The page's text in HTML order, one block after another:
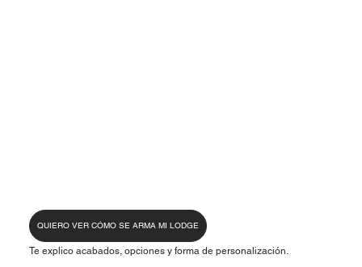
QUIERO VER CÓMO SE ARMA MI LODGE
Te explico acabados, opciones y forma de personalización.